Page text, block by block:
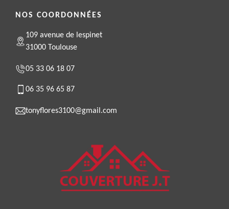
NOS COORDONNÉES
109 avenue de lespinet
31000 Toulouse
05 33 06 18 07
06 35 96 65 87
tonyflores3100@gmail.com